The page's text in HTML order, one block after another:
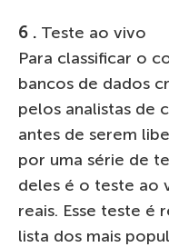
6 . Teste ao vivo
Para classificar o
bancos de dados
pelos analistas de
antes de serem
por uma série de
deles é o teste ao
reais. Esse teste é
lista dos mais